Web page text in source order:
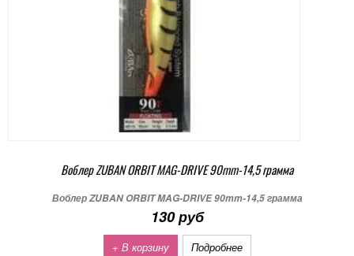
Воблер ZUBAN ORBIT MAG-DRIVE 90mm-14,5 грамма
Воблер ZUBAN ORBIT MAG-DRIVE 90mm-14,5 грамма
130 руб
+ В корзину Подробнее